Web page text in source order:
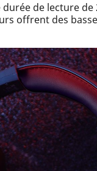
de lecture
offrent des